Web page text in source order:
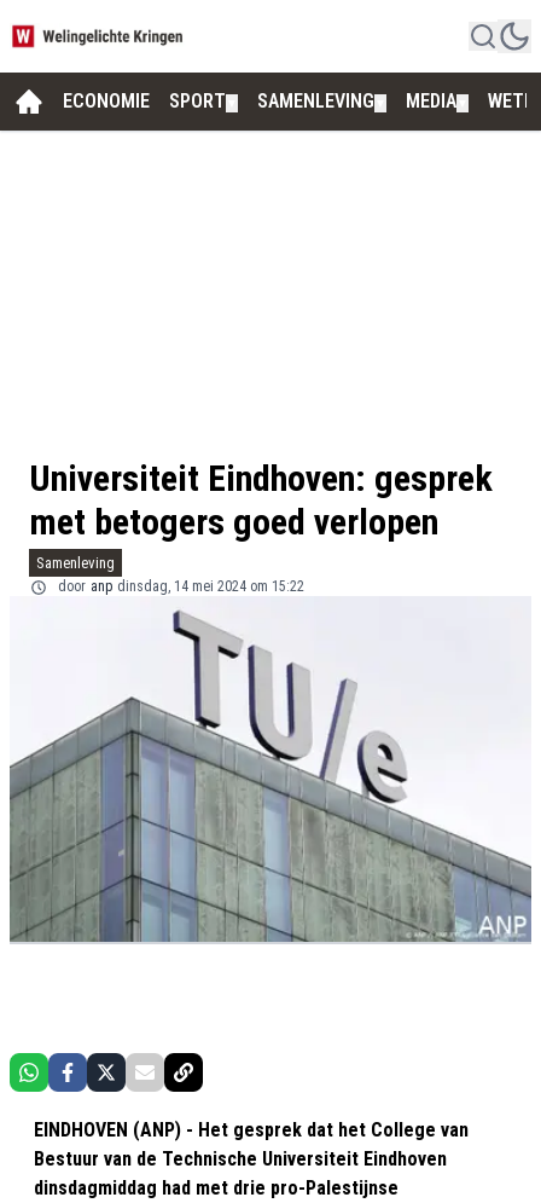
ECONOMIE SPORT SAMENLEVING MEDIA
Universiteit Eindhoven: gesprek
met betogers goed verlopen
Samenleving
door anp dinsdag, 14 mei 2024 om 15:22
EINDHOVEN (ANP) - Het gesprek dat het College van
Bestuur van de Technische Universiteit Eindhoven
dinsdagmiddag had met drie pro-Palestijnse